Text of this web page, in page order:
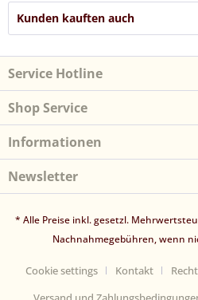
Kunden kauften auch
Service Hotline
Shop Service
Informationen
Newsletter
* Alle Preise inkl. gesetzl.
Nachnahmegebühren, wenn
Cookie settings Kontakt